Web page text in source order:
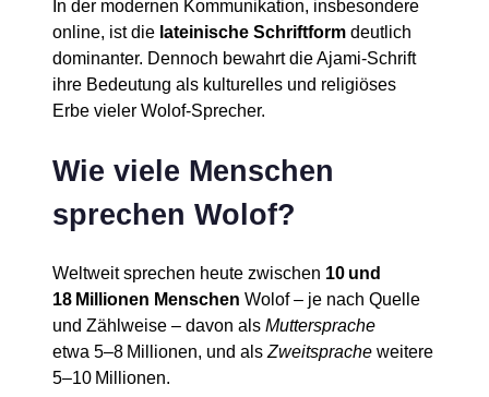
In der modernen Kommunikation, insbesondere
online, ist die lateinische Schriftform deutlich
dominanter. Dennoch bewahrt die Ajami-Schrift
ihre Bedeutung als kulturelles und religiöses
Erbe vieler Wolof-Sprecher.
Wie viele Menschen
sprechen Wolof?
Weltweit sprechen heute zwischen 10 und
18 Millionen Menschen Wolof – je nach Quelle
und Zählweise – davon als Muttersprache
etwa 5–8 Millionen, und als Zweitsprache weitere
5–10 Millionen.